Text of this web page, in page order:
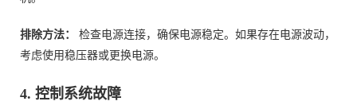
排除方法：
检查电源连接，确保电源稳定。如果存在电源波动，
考虑使用稳压器或更换电源。
4. 控制系统故障